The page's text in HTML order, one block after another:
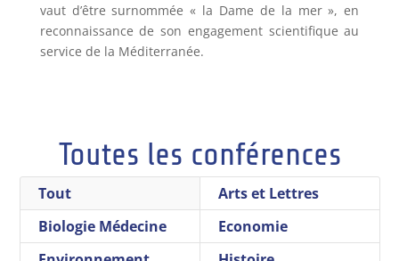
vaut d’être surnommée « la Dame de la mer », en
reconnaissance de son engagement scientifique au
service de la Méditerranée.
Toutes les conférences
Tout
Arts et Lettres
Biologie Médecine
Economie